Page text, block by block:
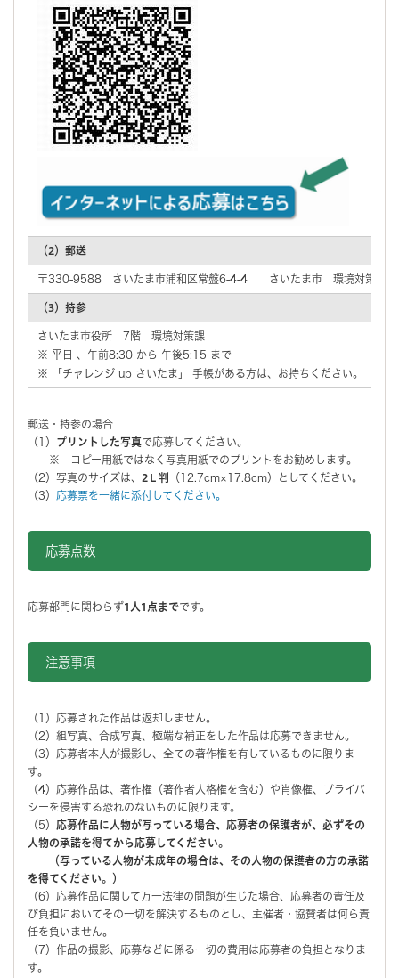
（2）郵送
〒330-9588 さいたま市浦和区常盤6-4-4 さいたま市 環境対策課
（3）持参
さいたま市役所 7階 環境対策課
※ 平日 、午前8:30 から 午後5:15 まで
※ 「チャレンジ up さいたま」 手帳がある方は、お持ちください。
郵送・持参の場合
（1） プリントした写真で応募してください。
※ コピー用紙ではなく写真用紙でのプリントをお勧めします。
（2）写真のサイズは、 2Ｌ判
（12.7cm×17.8cm）としてください。
（3） 応募票を一緒に添付してください。
応募点数
応募部門に関わらず1人1点までです。
注意事項
（1）応募された作品は返却しません。
（2）組写真、合成写真、極端な補正をした作品は応募できません。
（3）応募者本人が撮影し、全ての著作権を有しているものに限りま
す。
（4）応募作品は、著作権（著作者人格権を含む）や肖像権、プライバ
シーを侵害する恐れのないものに限ります。
（5） 応募作品に人物が写っている場合、応募者の保護者が、必ずその
人物の承諾を得てから応募してください。
（写っている人物が未成年の場合は、その人物の保護者の方の承諾
を得てください。）
（6）応募作品に関して万一法律の問題が生じた場合、応募者の責任及
び負担においてその一切を解決するものとし、主催者・協賛者は何ら責
任を負いません。
（7）作品の撮影、応募などに係る一切の費用は応募者の負担となりま
す。